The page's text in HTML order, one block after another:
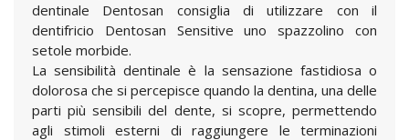
dentinale Dentosan consiglia di utilizzare con il
dentifricio Dentosan Sensitive uno spazzolino con
setole morbide.
La sensibilità dentinale è la sensazione fastidiosa o
dolorosa che si percepisce quando la dentina, una delle
parti più sensibili del dente, si scopre, permettendo
agli stimoli esterni di raggiungere le terminazioni